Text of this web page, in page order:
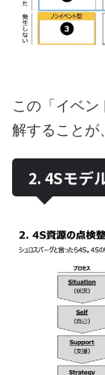
この「イベ
解することが
2. 4Sモデ